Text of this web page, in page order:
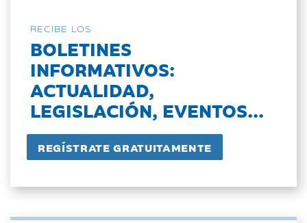
RECIBE LOS
BOLETINES
INFORMATIVOS:
ACTUALIDAD,
LEGISLACIÓN, EVENTOS...